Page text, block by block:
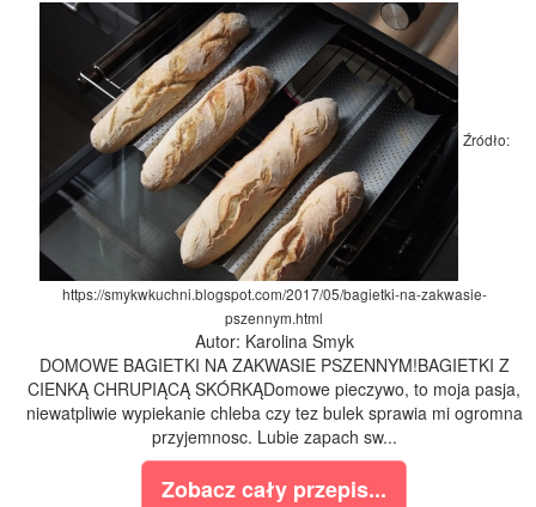
Źródło:
https://smykwkuchni.blogspot.com/2017/05/bagietki-na-zakwasie-
pszennym.html
Autor: Karolina Smyk
DOMOWE BAGIETKI NA ZAKWASIE PSZENNYM!BAGIETKI Z
CIENKĄ CHRUPIĄCĄ SKÓRKĄDomowe pieczywo, to moja pasja,
niewatpliwie wypiekanie chleba czy tez bulek sprawia mi ogromna
przyjemnosc. Lubie zapach sw...
Zobacz cały przepis...